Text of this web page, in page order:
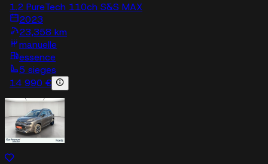
1.2 PureTech 110ch S&S MAX
2023
23,358 km
manuelle
essence
5 sieges
14 990 €